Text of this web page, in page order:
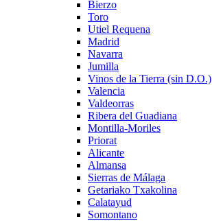
Bierzo
Toro
Utiel Requena
Madrid
Navarra
Jumilla
Vinos de la Tierra (sin D.O.)
Valencia
Valdeorras
Ribera del Guadiana
Montilla-Moriles
Priorat
Alicante
Almansa
Sierras de Málaga
Getariako Txakolina
Calatayud
Somontano